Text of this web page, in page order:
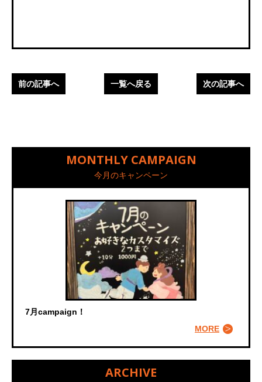
前の記事へ 一覧へ戻る 次の記事へ
MONTHLY CAMPAIGN
今月のキャンペーン
7月campaign！
MORE
ARCHIVE